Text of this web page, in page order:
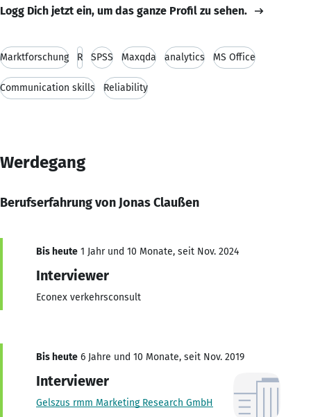
Logg Dich jetzt ein, um das ganze Profil zu sehen.
Marktforschung R SPSS Maxqda analytics MS Office
Communication skills Reliability
Werdegang
Berufserfahrung von Jonas Claußen
Bis heute 1 Jahr und 10 Monate, seit Nov. 2024
Interviewer
Econex verkehrsconsult
Bis heute 6 Jahre und 10 Monate, seit Nov. 2019
Interviewer
Gelszus rmm Marketing Research GmbH